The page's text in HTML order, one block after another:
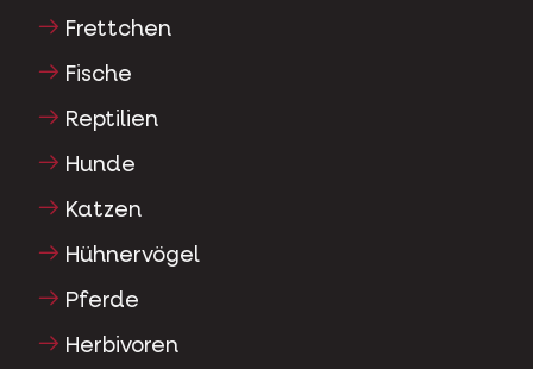
Frettchen
Fische
Reptilien
Hunde
Katzen
Hühnervögel
Pferde
Herbivoren